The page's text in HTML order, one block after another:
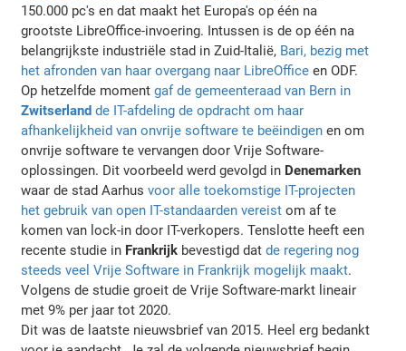
150.000 pc's en dat maakt het Europa's op één na
grootste LibreOffice-invoering. Intussen is de op één na
belangrijkste industriële stad in Zuid-Italië, Bari, bezig met
het afronden van haar overgang naar LibreOffice en ODF.
Op hetzelfde momentgaf de gemeenteraad van Bern in
Zwitserland de IT-afdeling de opdracht om haar
afhankelijkheid van onvrije software te beëindigen en om
onvrije software te vervangen door Vrije Software-
oplossingen. Dit voorbeeld werd gevolgd in Denemarken
waar de stad Aarhusvoor alle toekomstige IT-projecten
het gebruik van open IT-standaarden vereist om af te
komen van lock-in door IT-verkopers. Tenslotte heeft een
recente studie in Frankrijk bevestigd datde regering nog
steeds veel Vrije Software in Frankrijk mogelijk maakt.
Volgens de studie groeit de Vrije Software-markt lineair
met 9% per jaar tot 2020.
Dit was de laatste nieuwsbrief van 2015. Heel erg bedankt